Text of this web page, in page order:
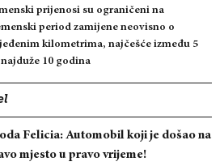
prijenosi su ograničeni na
period zamijene neovisno o
kilometrima, najčešće između 5
10 godina
Felicia: Automobil koji je došao na
mjesto u pravo vrijeme!